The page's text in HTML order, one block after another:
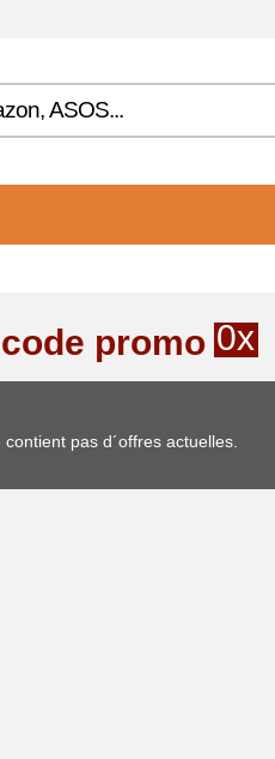
promo 0x
pas d´offres actuelles.